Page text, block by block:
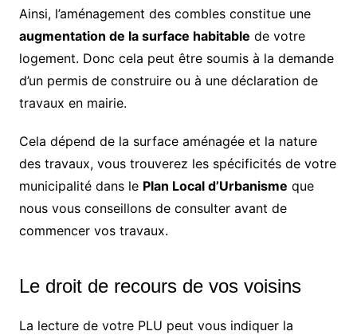
Ainsi, l’aménagement des combles constitue une
augmentation de la surface habitable de votre
logement. Donc cela peut être soumis à la demande
d’un permis de construire ou à une déclaration de
travaux en mairie.
Cela dépend de la surface aménagée et la nature
des travaux, vous trouverez les spécificités de votre
municipalité dans le Plan Local d’Urbanisme que
nous vous conseillons de consulter avant de
commencer vos travaux.
Le droit de recours de vos voisins
La lecture de votre PLU peut vous indiquer la